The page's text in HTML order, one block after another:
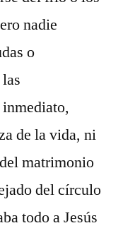
nadie
o
de la vida, ni
matrimonio
del círculo
todo a Jesús